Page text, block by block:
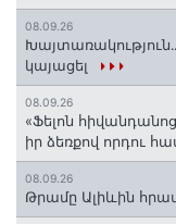
08.09.26
կայացել
08.09.26
«Ֆելոն
իր ձեռքով որդու
08.09.26
Թրամը Ալիևին